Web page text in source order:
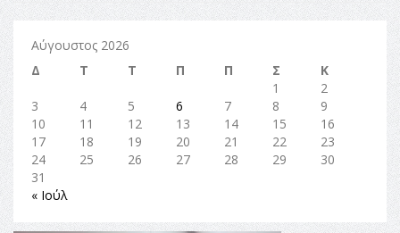
Αύγουστος 2026
Δ
Τ Τ Π Π Σ
Κ
1
2
3
4 5 6 7 8
9
10
11 12 13 14 15
16
17
18 19 20 21 22
23
24
25 26 27 28 29
30
31
« Ιούλ